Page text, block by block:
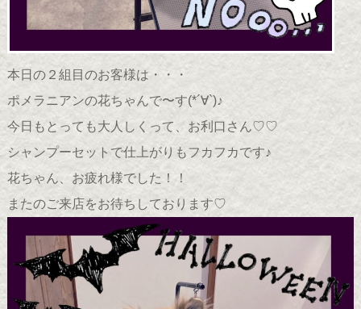
本日の２組目のお客様は・・・
ポメラニアンの花ちゃんで〜す(*´∀`)♪
今日もとっても大人しくって、お利口さん♡♡
シャンプーセットで仕上がりもフカフカです♪
花ちゃん、お疲れ様でした！！
またのご来店をお待ちしております♡